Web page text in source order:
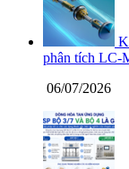
phân tích LC-
06/07/2026